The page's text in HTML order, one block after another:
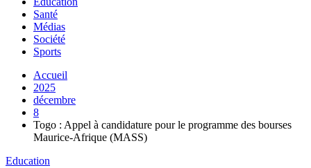
Santé
Médias
Société
Sports
Accueil
2025
décembre
8
Togo : Appel à candidature pour le programme des bourses
Maurice-Afrique (MASS)
Education